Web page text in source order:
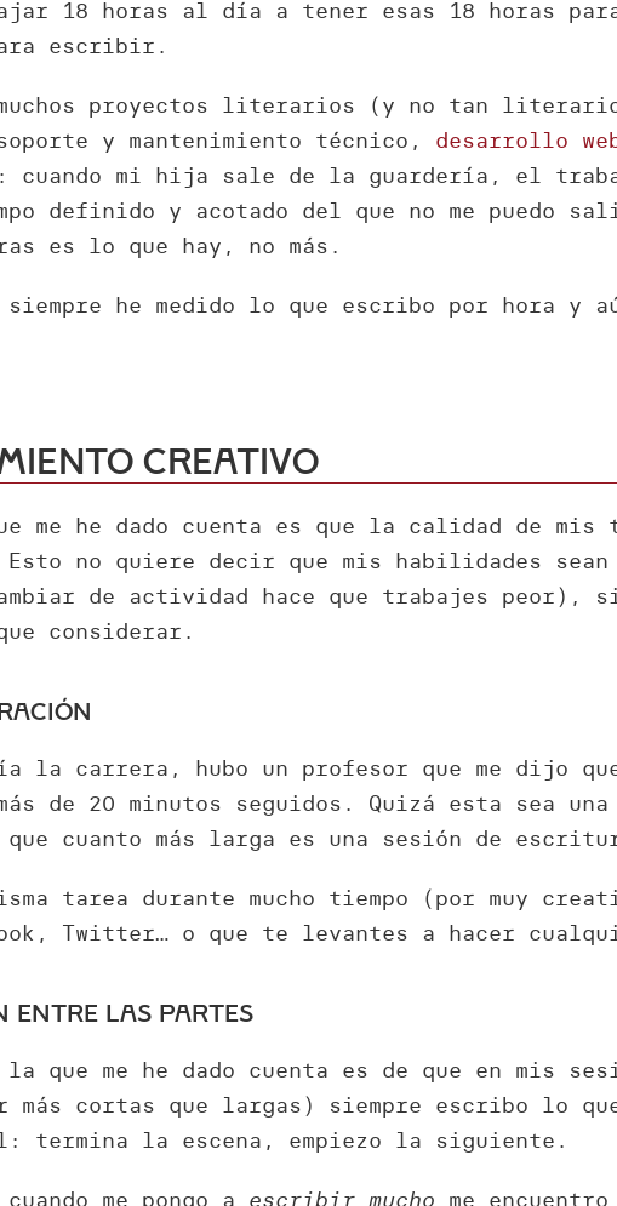
18 horas al día a tener esas 18 horas
escribir.
muchos proyectos literarios (y no tan
y mantenimiento técnico, desarrollo
cuando mi hija sale de la guardería, el
definido y acotado del que no me puedo
es lo que hay, no más.
siempre he medido lo que escribo por hora
creativo
me he dado cuenta es que la calidad de mis
no quiere decir que mis habilidades sean
de actividad hace que trabajes peor),
considerar.
la carrera, hubo un profesor que me dijo que
de 20 minutos seguidos. Quizá esta sea
cuanto más larga es una sesión de
tarea durante mucho tiempo (por muy
Twitter… o que te levantes a hacer
entre las partes
la que me he dado cuenta es de que en mis
más cortas que largas) siempre escribo lo que
termina la escena, empiezo la siguiente.
me pongo a escribir mucho me